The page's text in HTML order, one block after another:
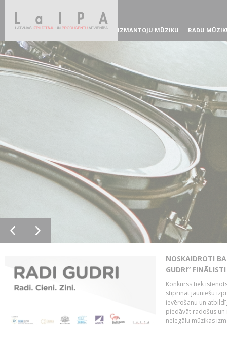
IZMANTOJU MŪZIKU RADU
NOSKAIDROTI
GUDRI” FINĀLISTI
Konkurss tiek
stiprināt jauniešu
ievērošanu un
piedāvāt radošus
nelegālu mūzikas